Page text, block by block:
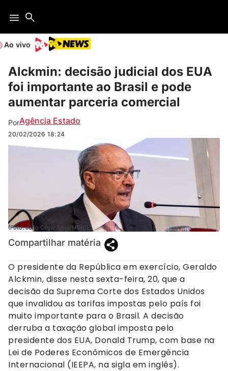
Ao vivo
Alckmin: decisão judicial dos EUA
foi importante ao Brasil e pode
aumentar parceria comercial
PorAgência Estado
20/02/2026 18:24
(Foto: Júlio César Silva/MDIC).
Compartilhar matéria
O presidente da República em exercício, Geraldo
Alckmin, disse nesta sexta-feira, 20, que a
decisão da Suprema Corte dos Estados Unidos
que invalidou as tarifas impostas pelo país foi
muito importante para o Brasil. A decisão
derruba a taxação global imposta pelo
presidente dos EUA, Donald Trump, com base na
Lei de Poderes Econômicos de Emergência
Internacional (IEEPA, na sigla em inglês).